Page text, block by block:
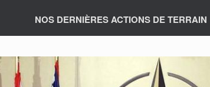
NOS DERNIÈRES ACTIONS DE TERRAIN